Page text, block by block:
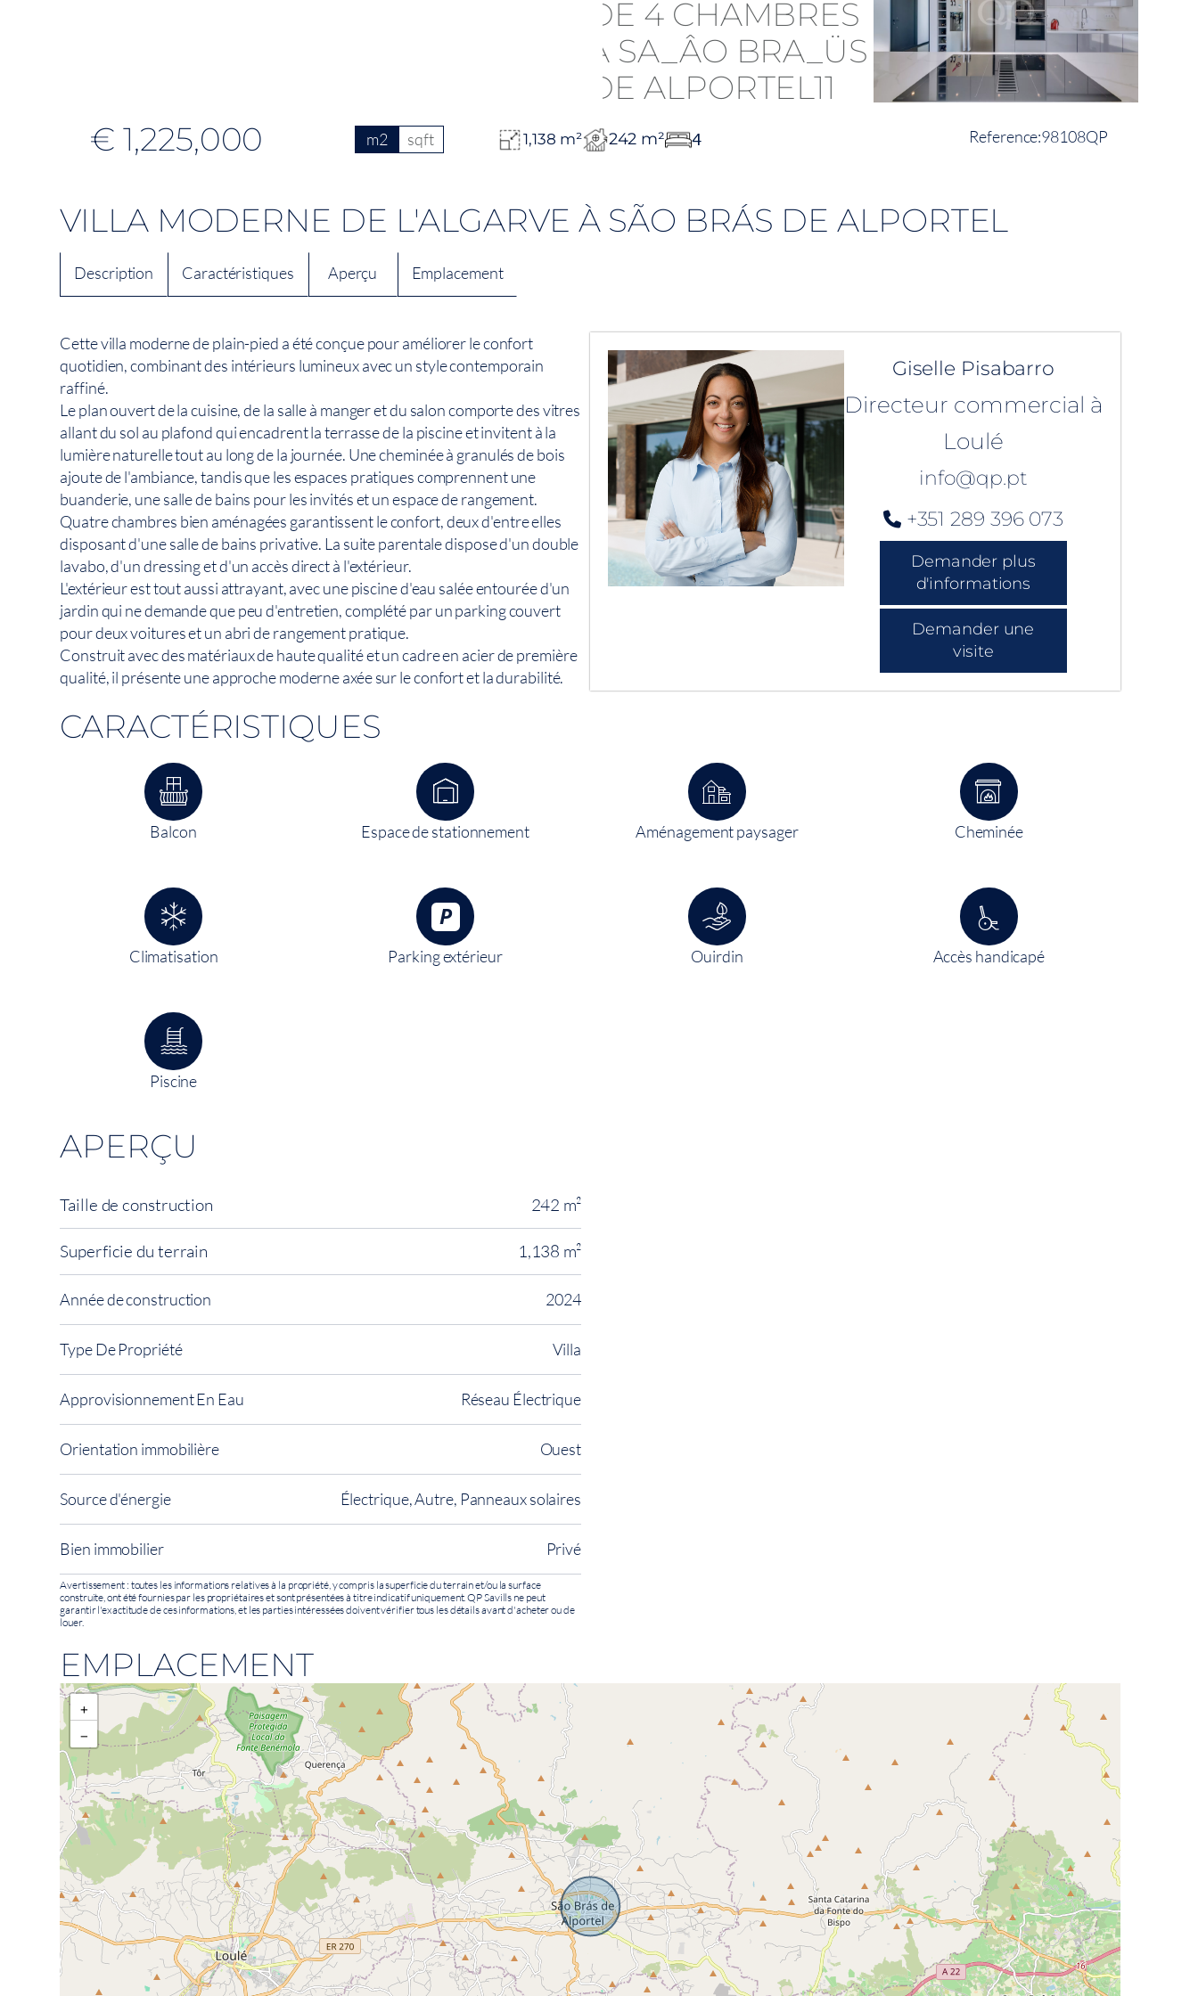
€ 1,225,000 m2 sqft 1,138 m² 242 m² 4 98108QP
VILLA MODERNE DE L'ALGARVE À SÃO BRÁS DE ALPORTEL
Description Caractéristiques Aperçu Emplacement
Cette villa moderne de plain-pied a été conçue pour améliorer le confort
quotidien, combinant des intérieurs lumineux avec un style contemporain
raffiné.
Le plan ouvert de la cuisine, de la salle à manger et du salon comporte des vitres
allant du sol au plafond qui encadrent la terrasse de la piscine et invitent à la
lumière naturelle tout au long de la journée. Une cheminée à granulés de bois
ajoute de l'ambiance, tandis que les espaces pratiques comprennent une
buanderie, une salle de bains pour les invités et un espace de rangement.
Quatre chambres bien aménagées garantissent le confort, deux d'entre elles
disposant d'une salle de bains privative. La suite parentale dispose d'un double
lavabo, d'un dressing et d'un accès direct à l'extérieur.
L'extérieur est tout aussi attrayant, avec une piscine d'eau salée entourée d'un
jardin qui ne demande que peu d'entretien, complété par un parking couvert
pour deux voitures et un abri de rangement pratique.
Construit avec des matériaux de haute qualité et un cadre en acier de première
qualité, il présente une approche moderne axée sur le confort et la durabilité.
Giselle Pisabarro
Directeur commercial à
Loulé
info@qp.pt
+351 289 396 073
Demander plus
d'informations
Demander une
visite
CARACTÉRISTIQUES
Balcon Espace de stationnement Aménagement paysager Cheminée
Climatisation Parking extérieur Ouirdin Accès handicapé
Piscine
APERÇU
Taille de construction 242 m²
Superficie du terrain 1,138 m²
Année de construction 2024
Type De Propriété Villa
Approvisionnement En Eau Réseau Électrique
Orientation immobilière Ouest
Source d'énergie Électrique, Autre, Panneaux solaires
Bien immobilier Privé
Avertissement : toutes les informations relatives à la propriété, y compris la superficie du terrain et/ou la surface
construite, ont été fournies par les propriétaires et sont présentées à titre indicatif uniquement. QP Savills ne peut
garantir l'exactitude de ces informations, et les parties intéressées doivent vérifier tous les détails avant d'acheter ou de
louer.
EMPLACEMENT
+
−